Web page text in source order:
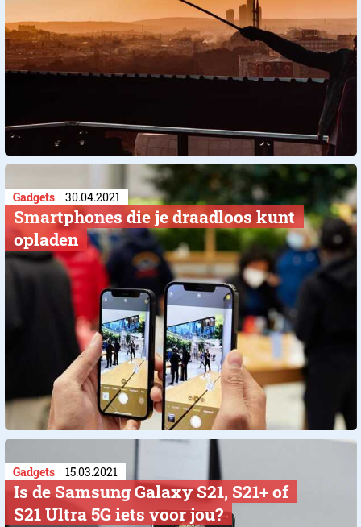
Gadgets 30.04.2021
​Smartphones die je draadloos kunt
opladen
Gadgets 15.03.2021
Is de Samsung Galaxy S21, S21+ of
S21 Ultra 5G iets voor jou?